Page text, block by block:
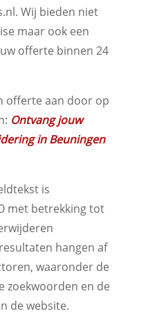
Wij bieden niet
maar ook een
offerte binnen 24
offerte aan door op
Ontvang jouw
in Beuningen
is
met betrekking tot
hangen af
waaronder de
zoekwoorden en de
de website.